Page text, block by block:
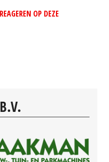
OP DEZE